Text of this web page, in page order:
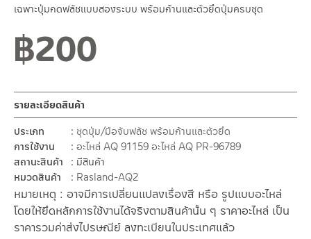
เฉพาะปุ่มกดฟลัชแบบสองระบบ พร้อมก้านและตัวยึดปุ่มครบชุด
฿200
รายละเอียดสินค้า
ประเภท
ชุดปุ่ม/มือจับฟลัช พร้อมก้านและตัวยึด
การใช้งาน
อะไหล่ AQ 91159 อะไหล่ AQ PR-96789
สถานะสินค้า
มีสินค้า
หมวดสินค้า
Rasland-AQ2
หมายเหตุ : อาจมีการเปลี่ยนแปลงเรื่องสี หรือ รูปแบบอะไหล่
โดยให้ยึดหลักการใช้งานได้จริงตามสินค้านั้น ๆ ราคาอะไหล่ เป็น
ราคารวมค่าส่งไปรษณีย์ ลงทะเบียนในประเทศแล้ว